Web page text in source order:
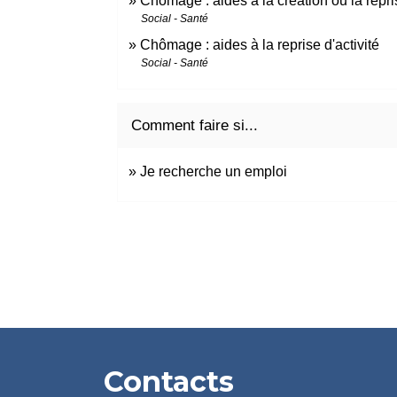
Social - Santé
Chômage : aides à la reprise d'activité
Social - Santé
Comment faire si...
Je recherche un emploi
Contacts